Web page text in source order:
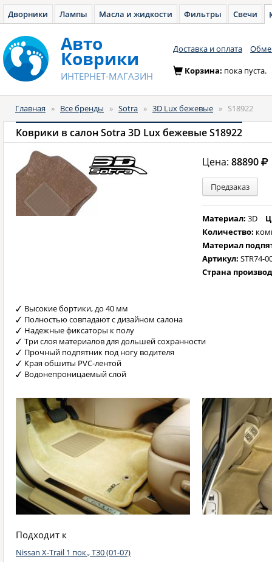
Дворники Лампы Масла и жидкости Фильтры Свечи
Авто
Коврики
ИНТЕРНЕТ-МАГАЗИН
Доставка и оплата
Корзина: пока пуста.
Главная » Все бренды » Sotra » 3D Lux бежевые » S18922
Коврики в салон Sotra 3D Lux бежевые S18922
Цена:88890
Предзаказ
Материал:3D
Количество:
Материал
Артикул:STR74-
Страна
Высокие бортики, до 40 мм
Полностью совпадают с дизайном салона
Надежные фиксаторы к полу
Три слоя материалов для дольшей сохранности
Прочный подпятник под ногу водителя
Края обшиты PVC-лентой
Водонепроницаемый слой
Подходит к
Nissan X-Trail 1 пок., Т30 (01-07)